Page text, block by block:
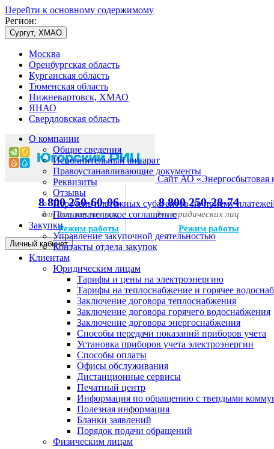
Перейти к основному содержимому
Регион:
Сургут, ХМАО
Москва
Оренбургская область
Курганская область
Тюменская область
Нижневартовск, ХМАО
ЯНАО
Свердловская область
Сайт АО «Энергосбытовая
8 800 250-60-06
для физических лиц
Режим работы
8 800 250-28-74
для юридических лиц
Режим работы
Личный кабинет
О компании
Общие сведения
Исполнительный аппарат
Правоустанавливающие документы
Реквизиты
Отзывы
Перечень платежных субагентов по приему
Пользовательское соглашение
Закупки
Управление закупочной деятельностью
Контакты отдела закупок
Клиентам
Юридическим лицам
Тарифы и цены на электроэнергию
Тарифы на теплоснабжение и горячее
Заключение договора теплоснабжения
Заключение договора горячего водоснабжения
Заключение договора энергоснабжения
Способы передачи показаний приборов учета
Установка приборов учета электроэнергии
Способы оплаты
Офисы обслуживания
Дистанционные сервисы
Печатный центр
Информация по обращению с твердыми
Полезная информация
Бланки заявлений
Порядок подачи обращений
Физическим лицам